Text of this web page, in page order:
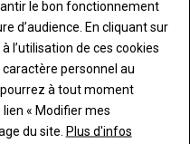
et créez votre
à tout Terre de
le bon fonctionnement
d’audience. En cliquant sur
l’utilisation de ces cookies
personnel au
à tout moment
« Modifier mes
du site. Plus d'infos